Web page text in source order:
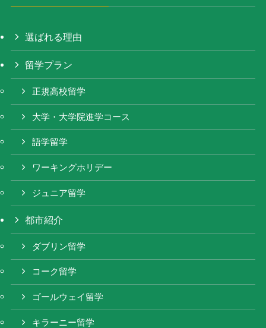
選ばれる理由
留学プラン
正規高校留学
大学・大学院進学コース
語学留学
ワーキングホリデー
ジュニア留学
都市紹介
ダブリン留学
コーク留学
ゴールウェイ留学
キラーニー留学